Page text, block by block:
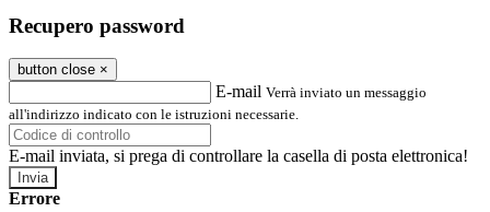
Recupero password
button close ×
E-mail Verrà inviato un messaggio
all'indirizzo indicato con le istruzioni necessarie.
E-mail inviata, si prega di controllare la casella di posta elettronica!
Errore